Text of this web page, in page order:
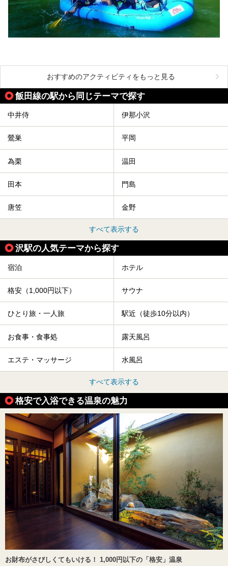
おすすめのアクティビティをもっと見る
飯田線の駅から同じテーマで探す
中井侍 伊那小沢
鶯巣 平岡
為栗 温田
田本 門島
唐笠 金野
すべて表示する
沢駅の人気テーマから探す
宿泊 ホテル
格安（1,000円以下） サウナ
ひとり旅・一人旅 駅近（徒歩10分以内）
お食事・食事処 露天風呂
エステ・マッサージ 水風呂
すべて表示する
格安で入浴できる温泉の魅力
お財布がさびしくてもいける！ 1,000円以下の「格安」温泉